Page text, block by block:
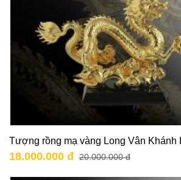
Tượng rồng mạ vàng Long Vân Khánh
18.000.000 đ 20.000.000 đ